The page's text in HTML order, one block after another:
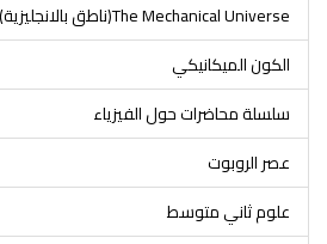
The Mechanical Universe(ناطق بالانجليزية)
الكون الميكانيكي
سلسلة محاضرات حول الفيزياء
عصر الروبوت
علوم ثاني متوسط